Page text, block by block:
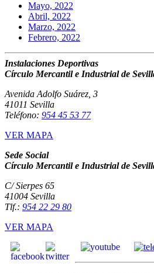
Mayo, 2022
Abril, 2022
Marzo, 2022
Febrero, 2022
Instalaciones Deportivas
Círculo Mercantil e Industrial de
Avenida Adolfo Suárez, 3
41011 Sevilla
Teléfono: 954 45 53 77
VER MAPA
Sede Social
Círculo Mercantil e Industrial de
C/ Sierpes 65
41004 Sevilla
Tlf.: 954 22 29 80
VER MAPA